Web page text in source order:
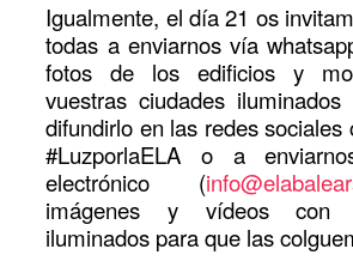
Igualmente, el día 21 os
todas a enviarnos vía
fotos de los edificios y
vuestras ciudades
difundirlo en las redes sociales
#LuzporlaELA o a
electrónico (
imágenes y vídeos con
iluminados para que las